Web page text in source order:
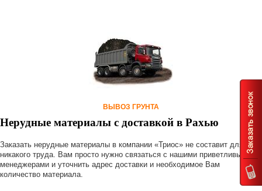
ВЫВОЗ ГРУНТА
Нерудные материалы с доставкой в Рахью
Заказать нерудные материалы в компании «Триос» не составит для Вас
никакого труда. Вам просто нужно связаться с нашими приветливыми
менеджерами и уточнить адрес доставки и необходимое Вам
количество материала.